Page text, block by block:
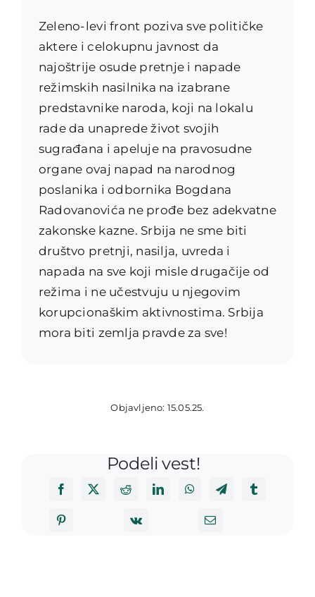
Zeleno-levi front poziva sve političke
aktere i celokupnu javnost da
najoštrije osude pretnje i napade
režimskih nasilnika na izabrane
predstavnike naroda, koji na lokalu
rade da unaprede život svojih
sugrađana i apeluje na pravosudne
organe ovaj napad na narodnog
poslanika i odbornika Bogdana
Radovanovića ne prođe bez adekvatne
zakonske kazne. Srbija ne sme biti
društvo pretnji, nasilja, uvreda i
napada na sve koji misle drugačije od
režima i ne učestvuju u njegovim
korupcionaškim aktivnostima. Srbija
mora biti zemlja pravde za sve!
Objavljeno: 15.05.25.
Podeli vest!